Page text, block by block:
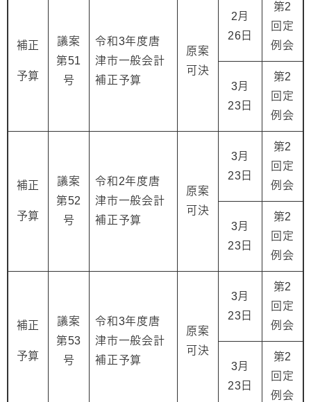
補正
予算
議案
第51
号
令和3年度唐
津市一般会計
補正予算
原案
可決
2月
26日
第2
回定
例会
3月
23日
第2
回定
例会
補正
予算
議案
第52
号
令和2年度唐
津市一般会計
補正予算
原案
可決
3月
23日
第2
回定
例会
3月
23日
第2
回定
例会
補正
予算
議案
第53
号
令和3年度唐
津市一般会計
補正予算
原案
可決
3月
23日
第2
回定
例会
3月
23日
第2
回定
例会